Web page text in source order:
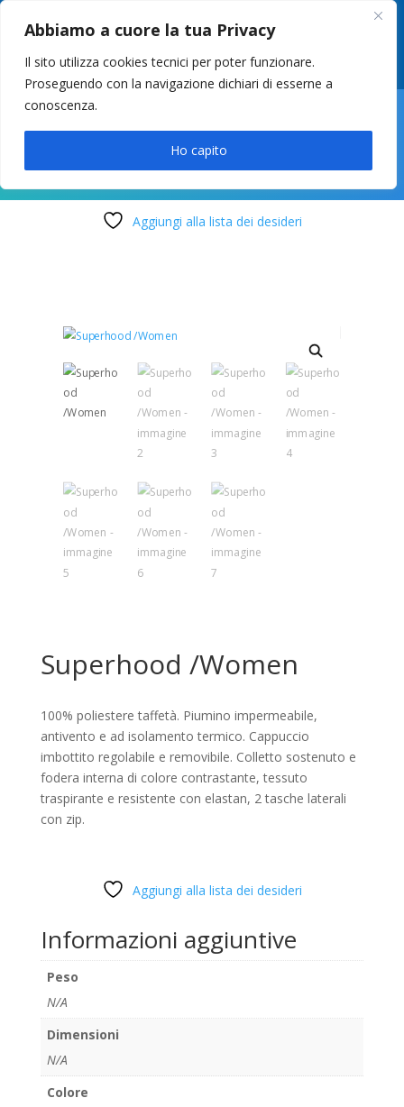
Abbiamo a cuore la tua Privacy
Il sito utilizza cookies tecnici per poter funzionare.
Proseguendo con la navigazione dichiari di esserne a
conoscenza.
Ho capito
049 8627946 –info@cstosetto.it
LUN-VEN 9-12 / 14:30-17
Aggiungi alla lista dei desideri
Superhood /Women
100% poliestere taffetà. Piumino impermeabile,
antivento e ad isolamento termico. Cappuccio
imbottito regolabile e removibile. Colletto sostenuto e
fodera interna di colore contrastante, tessuto
traspirante e resistente con elastan, 2 tasche laterali
con zip.
Aggiungi alla lista dei desideri
Informazioni aggiuntive
Peso
N/A
Dimensioni
N/A
Colore